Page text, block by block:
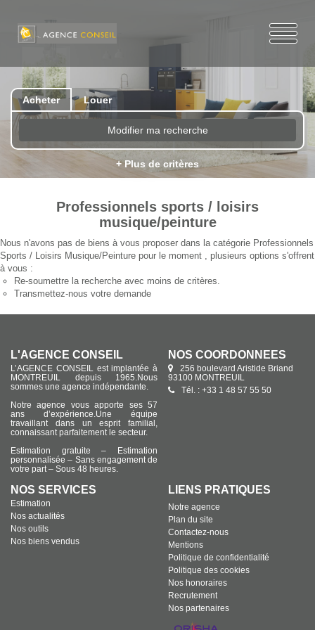
Acheter Louer
Modifier ma recherche
+ Plus de critères
Professionnels sports / loisirs
musique/peinture
Nous n'avons pas de biens à vous proposer dans la catégorie Professionnels
Sports / Loisirs Musique/Peinture pour le moment , plusieurs options s'offrent
à vous :
Re-soumettre la recherche avec moins de critères.
Transmettez-nous votre demande
L'AGENCE CONSEIL
L’AGENCE CONSEIL est implantée à
MONTREUIL depuis 1965.Nous
sommes une agence indépendante.
Notre agence vous apporte ses 57
ans d’expérience.Une équipe
travaillant dans un esprit familial,
connaissant parfaitement le secteur.
Estimation gratuite – Estimation
personnalisée – Sans engagement de
votre part – Sous 48 heures.
NOS COORDONNÉES
256 boulevard Aristide Briand
93100 MONTREUIL
Tél. : +33 1 48 57 55 50
NOS SERVICES
Estimation
Nos actualités
Nos outils
Nos biens vendus
LIENS PRATIQUES
Notre agence
Plan du site
Contactez-nous
Mentions
Politique de confidentialité
Politique des cookies
Nos honoraires
Recrutement
Nos partenaires